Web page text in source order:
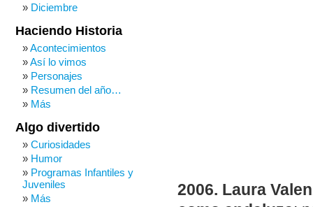
2006. Laura
Diciembre
Haciendo Historia
Acontecimientos
Así lo vimos
Personajes
Resumen del año…
Más
Algo divertido
Curiosidades
Humor
Programas Infantiles y
Juveniles
Más